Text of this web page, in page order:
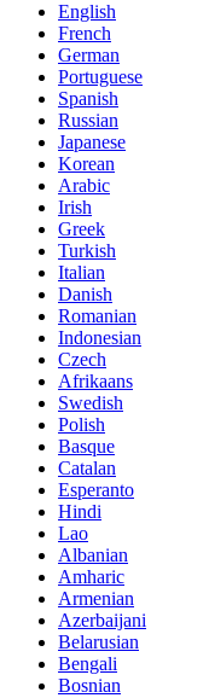
English
French
German
Portuguese
Spanish
Russian
Japanese
Korean
Arabic
Irish
Greek
Turkish
Italian
Danish
Romanian
Indonesian
Czech
Afrikaans
Swedish
Polish
Basque
Catalan
Esperanto
Hindi
Lao
Albanian
Amharic
Armenian
Azerbaijani
Belarusian
Bengali
Bosnian